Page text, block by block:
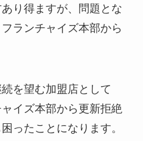
り得ますが、問題とな
ランチャイズ本部から
を望む加盟店として
イズ本部から更新拒絶
ったことになります。